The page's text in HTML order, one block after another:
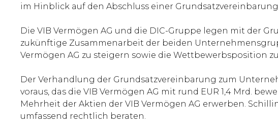
im Hinblick auf den Abschluss einer
Die VIB Vermögen AG und die DIC-Gruppe legen mit der
zukünftige Zusammenarbeit der beiden
Vermögen AG zu steigern sowie die Wettbewerbsposition
Der Verhandlung der Grundsatzvereinbarung zum
voraus, das die VIB Vermögen AG mit rund EUR 1,4 Mrd.
Mehrheit der Aktien der VIB Vermögen AG erwerben.
umfassend rechtlich beraten.